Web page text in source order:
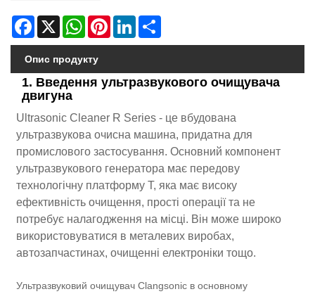
Facebook
X WhatsAppPinterestLinkedIn
Опис продукту
1. Введення ультразвукового очищувача
двигуна
Ultrasonic Cleaner R Series - це вбудована
ультразвукова очисна машина, придатна для
промислового застосування. Основний компонент
ультразвукового генератора має передову
технологічну платформу T, яка має високу
ефективність очищення, прості операції та не
потребує налагодження на місці. Він може широко
використовуватися в металевих виробах,
автозапчастинах, очищенні електроніки тощо.
Ультразвуковий очищувач Clangsonic в основному